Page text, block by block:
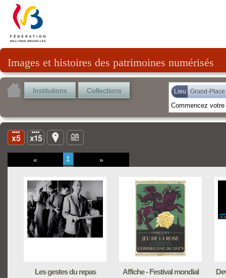
Images et histoires des patrimoines numérisés
Institutions Collections Lieu Grand-
« 1 »
Les gestes du repas
Affiche - Festival mondial